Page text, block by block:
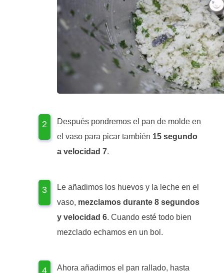
Después pondremos el pan de molde en
el vaso para picar también 15 segundo
a velocidad 7.
Le añadimos los huevos y la leche en el
vaso, mezclamos durante 8 segundos
y velocidad 6. Cuando esté todo bien
mezclado echamos en un bol.
Ahora añadimos el pan rallado, hasta